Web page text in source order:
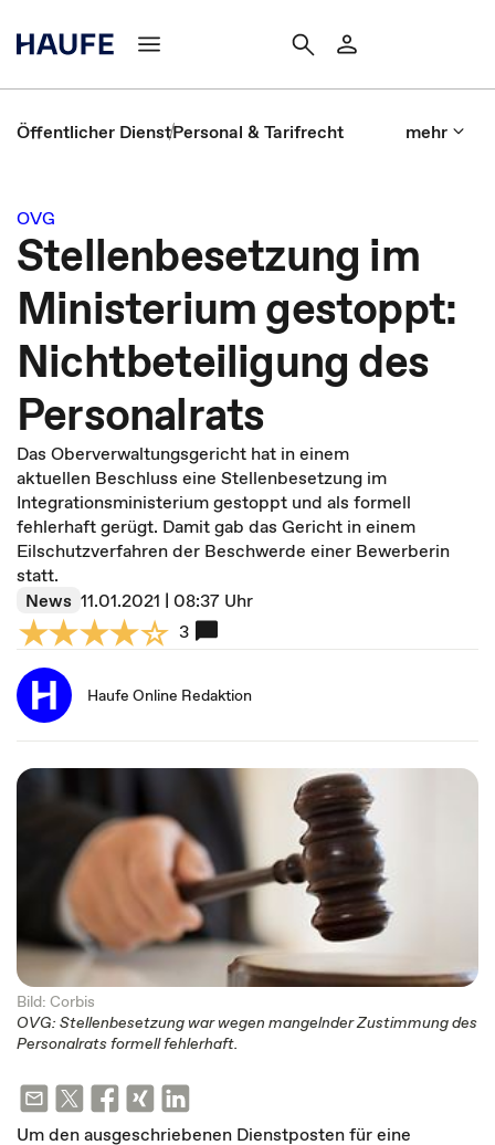
Öffentlicher DienstPersonal & Tarifrecht mehr
OVG
Stellenbesetzung im
Ministerium gestoppt:
Nichtbeteiligung des
Personalrats
Das Oberverwaltungsgericht hat in einem
aktuellen Beschluss eine Stellenbesetzung im
Integrationsministerium gestoppt und als formell
fehlerhaft gerügt. Damit gab das Gericht in einem
Eilschutzverfahren der Beschwerde einer Bewerberin
statt.
News 11.01.2021 | 08:37 Uhr
3
Haufe Online Redaktion
Bild: Corbis
OVG: Stellenbesetzung war wegen mangelnder Zustimmung des
Personalrats formell fehlerhaft.
Um den ausgeschriebenen Dienst­posten für eine